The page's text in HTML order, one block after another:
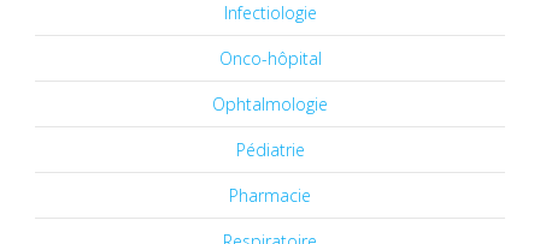
Infectiologie
Onco-hôpital
Ophtalmologie
Pédiatrie
Pharmacie